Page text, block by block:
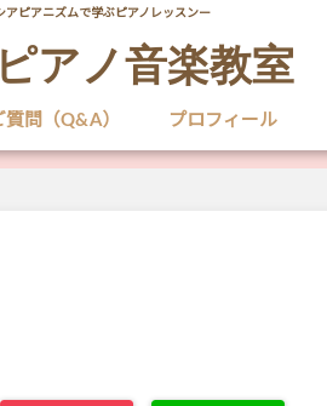
ピアニズムで学ぶピアノレッスンー
アノ音楽教室
問（Q&A） プロフィール